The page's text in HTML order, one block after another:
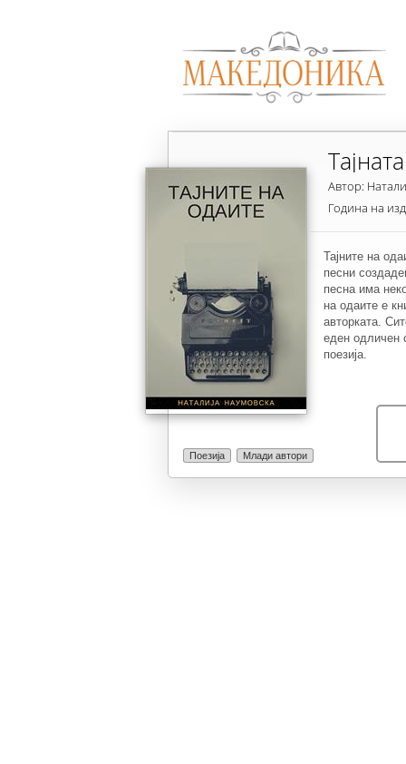
Поезија Млади автори
Автор:
Година на
Тајните на
песни
песна има
на одаите е
авторката.
еден одличен
поезија.